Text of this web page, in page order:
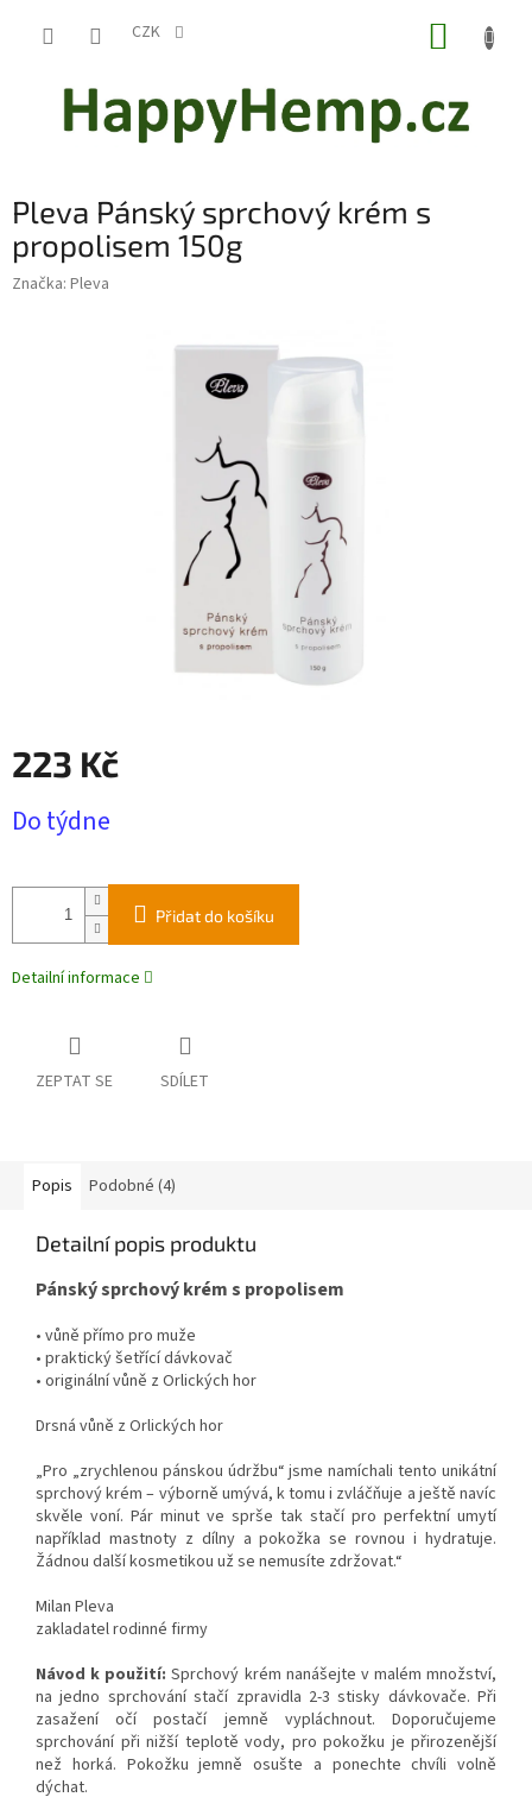
CZK
Pleva Pánský sprchový krém s
propolisem 150g
Značka: Pleva
223 Kč
cena:
Do týdne
Přidat do košíku
Detailní informace
ZEPTAT SE SDÍLET
Popis Podobné (4)
Detailní popis produktu
Pánský sprchový krém s propolisem
• vůně přímo pro muže
• praktický šetřící dávkovač
• originální vůně z Orlických hor
Drsná vůně z Orlických hor
„Pro „zrychlenou pánskou údržbu“ jsme namíchali tento unikátní
sprchový krém – výborně umývá, k tomu i zvláčňuje a ještě navíc
skvěle voní. Pár minut ve sprše tak stačí pro perfektní umytí
například mastnoty z dílny a pokožka se rovnou i hydratuje.
Žádnou další kosmetikou už se nemusíte zdržovat.“
Milan Pleva
zakladatel rodinné firmy
Návod k použití: Sprchový krém nanášejte v malém množství,
na jedno sprchování stačí zpravidla 2-3 stisky dávkovače. Při
zasažení očí postačí jemně vypláchnout. Doporučujeme
sprchování při nižší teplotě vody, pro pokožku je přirozenější
než horká. Pokožku jemně osušte a ponechte chvíli volně
dýchat.